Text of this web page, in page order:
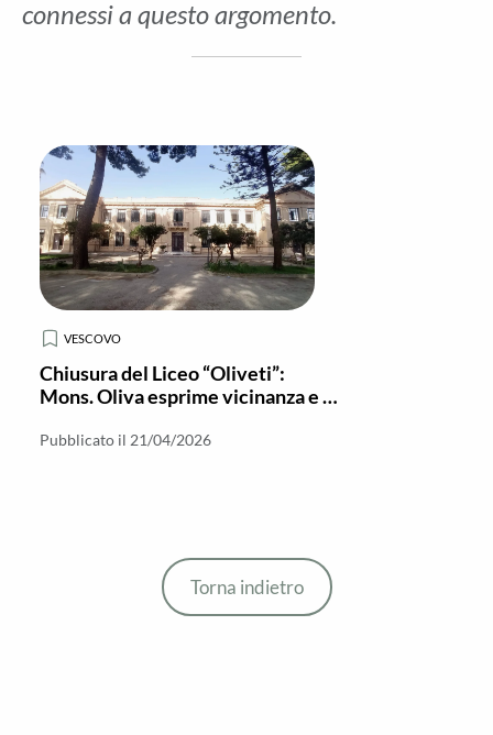
connessi a questo argomento.
VESCOVO
Chiusura del Liceo “Oliveti”:
Mons. Oliva esprime vicinanza e si
Pubblicato il 21/04/2026
Torna indietro